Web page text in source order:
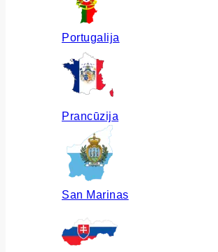
Portugalija
Prancūzija
San Marinas